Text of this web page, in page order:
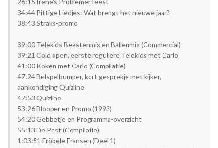
26:15 Irene's Problemenfeest
34:44 Pittige Liedjes: Wat brengt het nieuwe jaar?
38:43 Straks-promo
39:00 Telekids Beestenmix en Ballenmix (Commercial)
39:21 Cold open, eerste reguliere Telekids met Carlo
41:00 Koken met Carlo (Compilatie)
47:24 Belspelbumper, kort gesprekje met kijker,
aankondiging Quizline
47:53 Quizline
53:26 Blooper en Promo (1993)
54:20 Gebbetje en Programma-overzicht
55:13 De Post (Compilatie)
1:03:51 Fröbele Fransen (Deel 1)